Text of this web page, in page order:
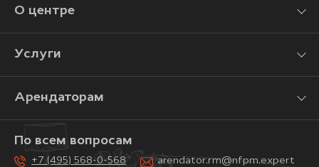
О центре
Услуги
Арендаторам
По всем вопросам
+7 (495) 568-0-568 arendator.rm@nfpm.expert